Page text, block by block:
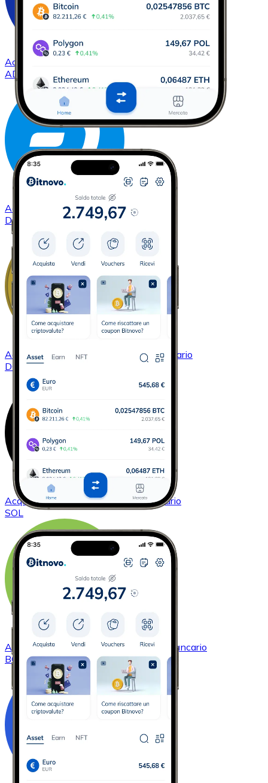
Acquistare
ADA
Acquistare Dashcon bonifico bancario
DASH
AcquistareDogecoin
con bonifico bancario
DOGE
AcquistareSolanacon bonifico bancario
SOL
AcquistareBitcoin Cashcon bonifico bancario
BCH